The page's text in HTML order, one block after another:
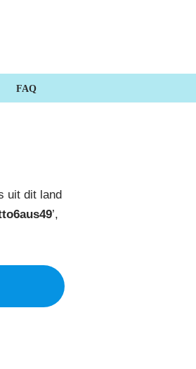
FAQ
uit dit land
’,